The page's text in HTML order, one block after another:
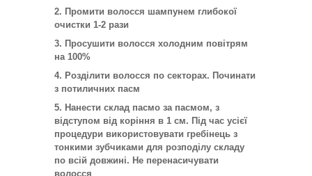
Промити волосся шампунем глибокої
очистки 1-2 рази
Просушити волосся холодним повітрям
на 100%
Розділити волосся по секторах. Починати
з потиличних пасм
Нанести склад пасмо за пасмом, з
відступом від коріння в 1 см. Під час усієї
процедури використовувати гребінець з
тонкими зубчиками для розподілу складу
по всій довжині. Не перенасичувати
волосся